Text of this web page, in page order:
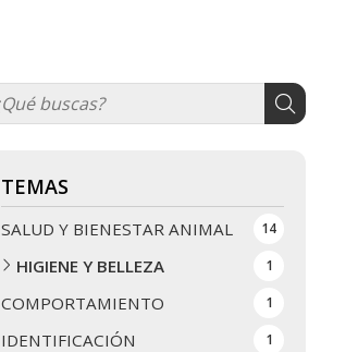
TEMAS
SALUD Y BIENESTAR ANIMAL 14
HIGIENE Y BELLEZA 1
COMPORTAMIENTO 1
IDENTIFICACIÓN 1